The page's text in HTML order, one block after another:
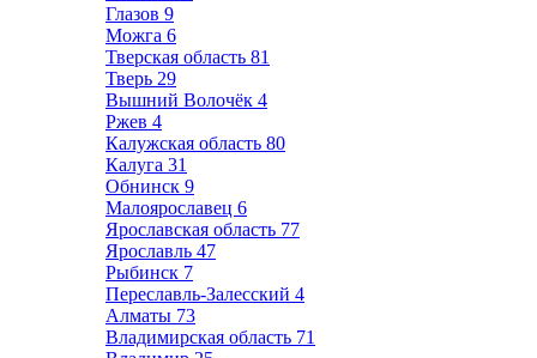
Глазов 9
Можга 6
Тверская область 81
Тверь 29
Вышний Волочёк 4
Ржев 4
Калужская область 80
Калуга 31
Обнинск 9
Малоярославец 6
Ярославская область 77
Ярославль 47
Рыбинск 7
Переславль-Залесский 4
Алматы 73
Владимирская область 71